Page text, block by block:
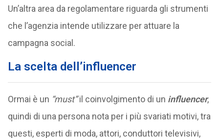
Un’altra area da regolamentare riguarda gli strumenti
che l’agenzia intende utilizzare per attuare la
campagna social.
La scelta dell’influencer
Ormai è un “must”il coinvolgimento di un influencer,
quindi di una persona nota per i più svariati motivi, tra
questi, esperti di moda, attori, conduttori televisivi,